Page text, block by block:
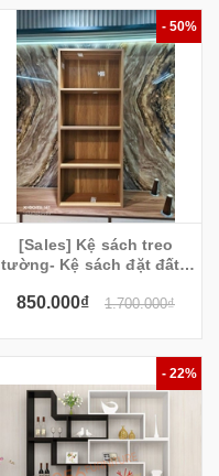
- 50%
[Sales] Kệ sách treo
tường- Kệ sách đặt đất -
850.000₫ 1.700.000₫
- 22%